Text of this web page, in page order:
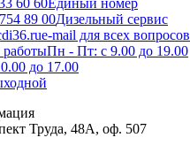
60 60Единый номер
89 00Дизельный сервис
e-mail для всех вопросов
Пн - Пт: с 9.00 до 19.00
до 17.00
Труда, 48А, оф. 507